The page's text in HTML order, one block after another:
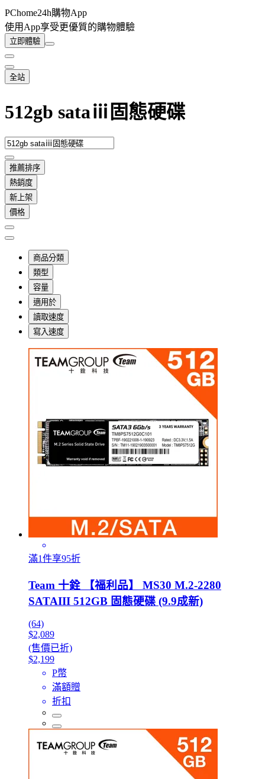
PChome24h購物App
使用App享受更優質的購物體驗
立即體驗
全站
512gb sataⅲ固態硬碟
推薦排序
熱銷度
新上架
價格
商品分類
類型
容量
適用於
讀取速度
寫入速度
滿1件享95折
Team 十銓 【福利品】 MS30 M.2-2280
SATAIII 512GB 固態硬碟 (9.9成新)
(64)
$2,089
(售價已折)
$2,199
P幣
滿額贈
折扣